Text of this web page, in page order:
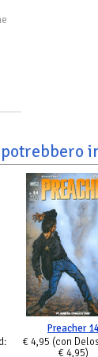
Preacher
€ 4,95 (con
€ 4,95)